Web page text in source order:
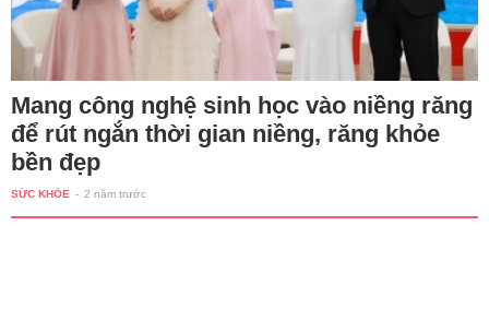
Mang công nghệ sinh học vào niềng răng
để rút ngắn thời gian niềng, răng khỏe
bền đẹp
SỨC KHỎE - 2 năm trước